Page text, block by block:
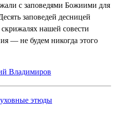
с заповедями Божиими для
заповедей десницей
нашей совести
— не будем никогда этого
Владимиров
этюды